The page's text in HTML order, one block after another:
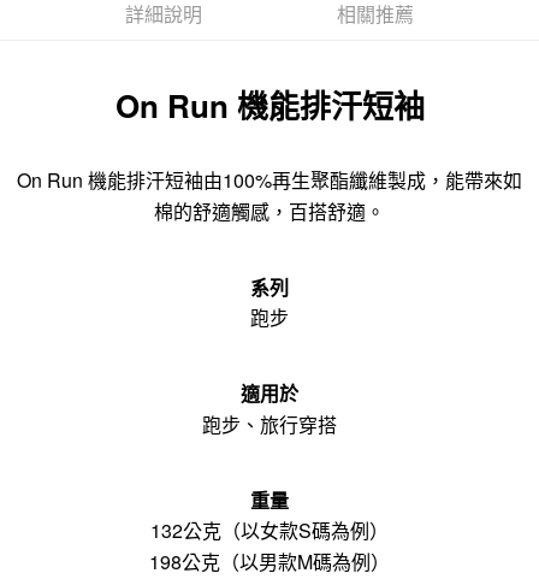
詳細說明 相關推薦
On Run 機能排汗短袖
On Run 機能排汗短袖由100%再生聚酯纖維製成，能帶來如
棉的舒適觸感，百搭舒適。
系列
跑步
適用於
跑步、旅行穿搭
重量
132公克（以女款S碼為例）
198公克（以男款M碼為例）